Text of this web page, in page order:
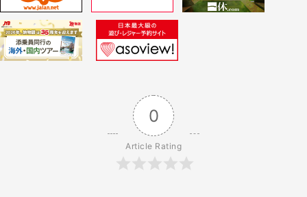
ー
シ
0
Article Rating